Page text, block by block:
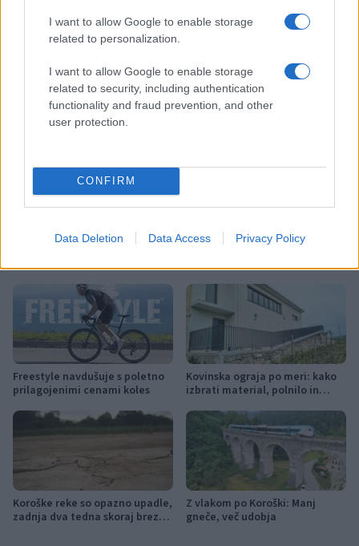
I want to allow Google to enable storage
related to personalization.
I want to allow Google to enable storage
related to security, including authentication
functionality and fraud prevention, and other
user protection.
CONFIRM
Data Deletion Data Access Privacy Policy
Ravne na Koroškem
Kategorije: Novice Novice
Ključne besede: galerija ravne
javne zadeve
public matters
razstava
Freestyle navdušuje s poletno
prilagojenimi cenami koles
Kovinska ograja po meri: kako
izbrati material, polnilo in
Koroške reke so opazno upadle,
zadnja dva tedna skoraj brez
Z vlakom po Koroški: Manj
gneče, več udobja